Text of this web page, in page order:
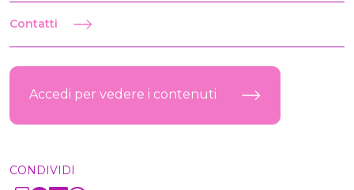
Contatti
Accedi per vedere i contenuti
CONDIVIDI